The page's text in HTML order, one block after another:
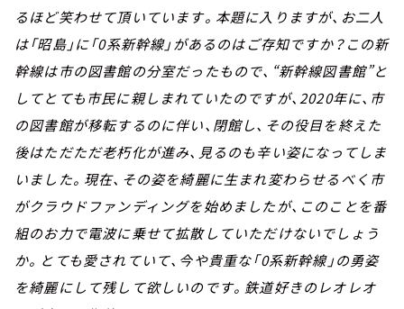
るほど笑わせて頂いています。本題に入りますが、お二人
は「昭島」に「0系新幹線」があるのはご存知ですか？この新
幹線は市の図書館の分室だったもので、“新幹線図書館”と
してとても市民に親しまれていたのですが、2020年に、市
の図書館が移転するのに伴い、閉館し、その役目を終えた
後はただただ老朽化が進み、見るのも辛い姿になってしま
いました。現在、その姿を綺麗に生まれ変わらせるべく市
がクラウドファンディングを始めましたが、このことを番
組のお力で電波に乗せて拡散していただけないでしょう
か。とても愛されていて、今や貴重な「0系新幹線」の勇姿
を綺麗にして残して欲しいのです。鉄道好きのレオレオ